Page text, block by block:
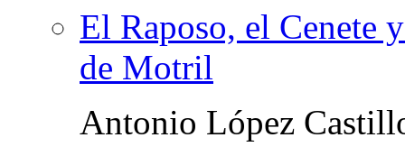
El Raposo, el Cenete
de Motril
Antonio López